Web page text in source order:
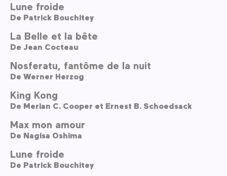
Lune froide
De Patrick Bouchitey
La Belle et la bête
De Jean Cocteau
Nosferatu, fantôme de la nuit
De Werner Herzog
King Kong
De Merian C. Cooper et Ernest B. Schoedsack
Max mon amour
De Nagisa Oshima
Lune froide
De Patrick Bouchitey